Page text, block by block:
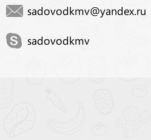
sadovodkmv@yandex.ru
sadovodkmv